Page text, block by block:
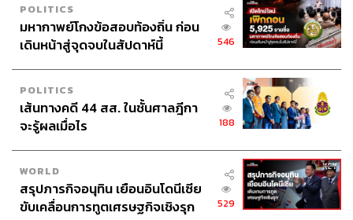
POLITICS
มหากาพย์โกงข้อสอบท้องถิ่น ก่อน
เดินหน้าสู่จุดจบในสัปดาห์นี้
546
POLITICS
เส้นทางคดี 44 สส. ในชั้นศาลฎีกา
จะรู้ผลเมื่อไร
188
WORLD
สรุปภารกิจอนุทิน เยือนอินโดนีเซีย
ขับเคลื่อนการทูตเศรษฐกิจเชิงรุก
529